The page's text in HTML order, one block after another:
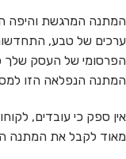
המתנה המרגשת והיפה
ערכים של טבע,
הפרסומי של העסק שלך
המתנה הנפלאה הזו
אין ספק כי עובדים,
מאוד לקבל את המתנה